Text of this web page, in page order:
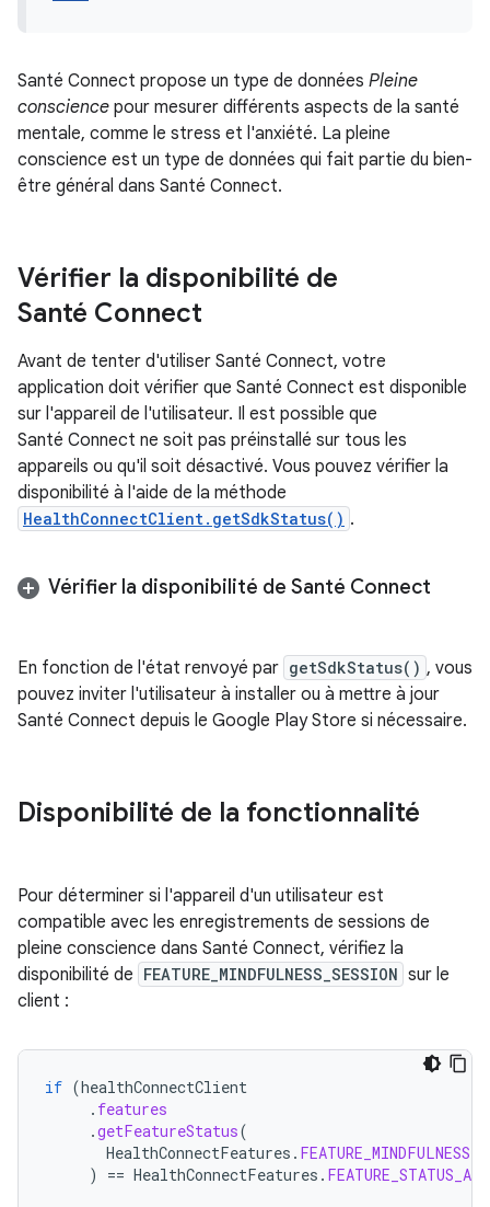
Santé Connect propose un type de données Pleine
conscience pour mesurer différents aspects de la santé
mentale, comme le stress et l'anxiété. La pleine
conscience est un type de données qui fait partie du bien-
être général dans Santé Connect.
Vérifier la disponibilité de
Santé Connect
Avant de tenter d'utiliser Santé Connect, votre
application doit vérifier que Santé Connect est disponible
sur l'appareil de l'utilisateur. Il est possible que
Santé Connect ne soit pas préinstallé sur tous les
appareils ou qu'il soit désactivé. Vous pouvez vérifier la
disponibilité à l'aide de la méthode
HealthConnectClient.getSdkStatus() .
Vérifier la disponibilité de Santé Connect
En fonction de l'état renvoyé par getSdkStatus() , vous
pouvez inviter l'utilisateur à installer ou à mettre à jour
Santé Connect depuis le Google Play Store si nécessaire.
Disponibilité de la fonctionnalité
Pour déterminer si l'appareil d'un utilisateur est
compatible avec les enregistrements de sessions de
pleine conscience dans Santé Connect, vérifiez la
disponibilité de FEATURE_MINDFULNESS_SESSION sur le
client :
if (healthConnectClient
. features
.getFeatureStatus(
HealthConnectFeatures .
)
== HealthConnectFeatures .